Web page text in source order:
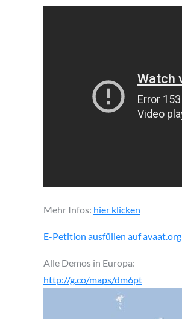
on
Mehr Infos: hier klicken
E-Petition ausfüllen auf avaat.org
Alle Demos in Europa:
http://g.co/maps/dm6pt